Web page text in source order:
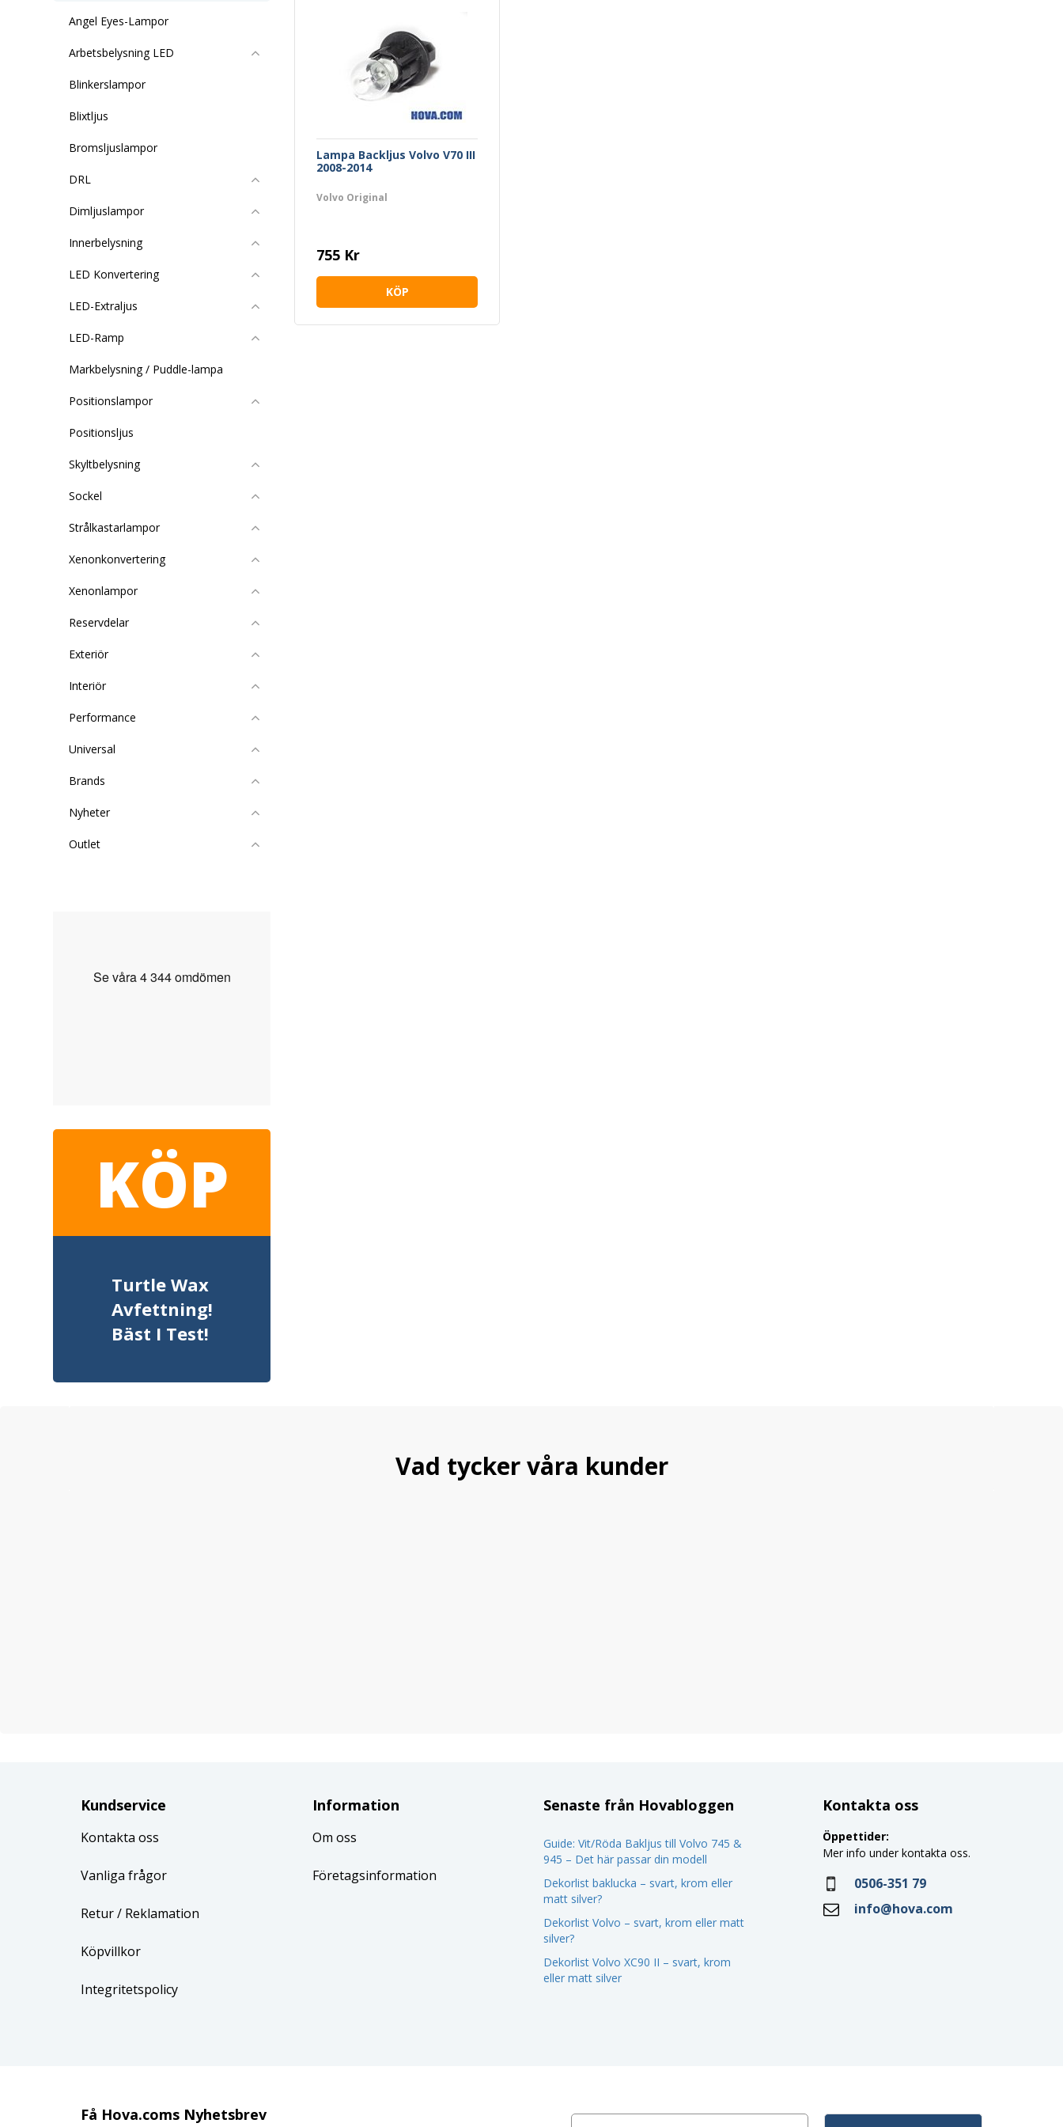
Angel Eyes-Lampor
Arbetsbelysning LED
Blinkerslampor
Blixtljus
Bromsljuslampor
DRL
Dimljuslampor
Innerbelysning
LED Konvertering
LED-Extraljus
LED-Ramp
Markbelysning / Puddle-lampa
Positionslampor
Positionsljus
Skyltbelysning
Sockel
Strålkastarlampor
Xenonkonvertering
Xenonlampor
Reservdelar
Exteriör
Interiör
Performance
Universal
Brands
Nyheter
Outlet
KÖP
Turtle Wax
Avfettning!
Bäst I Test!
Lampa Backljus Volvo V70 III
2008-2014
Volvo Original
755 Kr
KÖP
Vad tycker våra kunder
Kundservice
Kontakta oss
Vanliga frågor
Retur/ Reklamation
Köpvillkor
Integritetspolicy
Information
Om oss
Företagsinformation
Senaste från Hovabloggen
Guide: Vit/Röda Bakljus till Volvo 745 &
945 – Det här passar din modell
Dekorlist baklucka – svart, krom eller
matt silver?
Dekorlist Volvo – svart, krom eller matt
silver?
Dekorlist Volvo XC90 II – svart, krom
eller matt silver
Kontakta oss
Öppettider:
Mer info under kontakta oss.
0506-351 79
info@hova.com
Få Hova.coms Nyhetsbrev